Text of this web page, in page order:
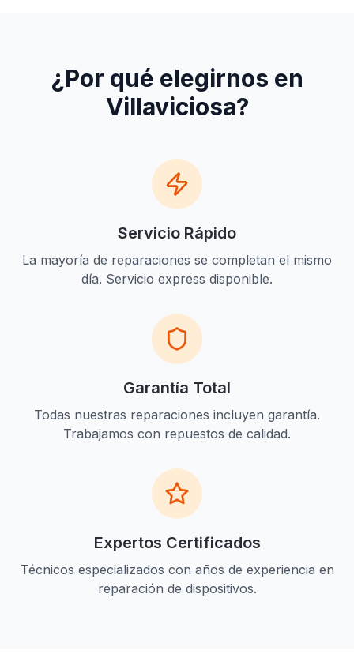
¿Por qué elegirnos en
Villaviciosa?
Servicio Rápido
La mayoría de reparaciones se completan el mismo
día. Servicio express disponible.
Garantía Total
Todas nuestras reparaciones incluyen garantía.
Trabajamos con repuestos de calidad.
Expertos Certificados
Técnicos especializados con años de experiencia en
reparación de dispositivos.